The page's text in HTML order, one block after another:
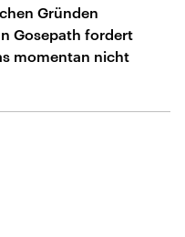
Gründen
Gosepath fordert
momentan nicht